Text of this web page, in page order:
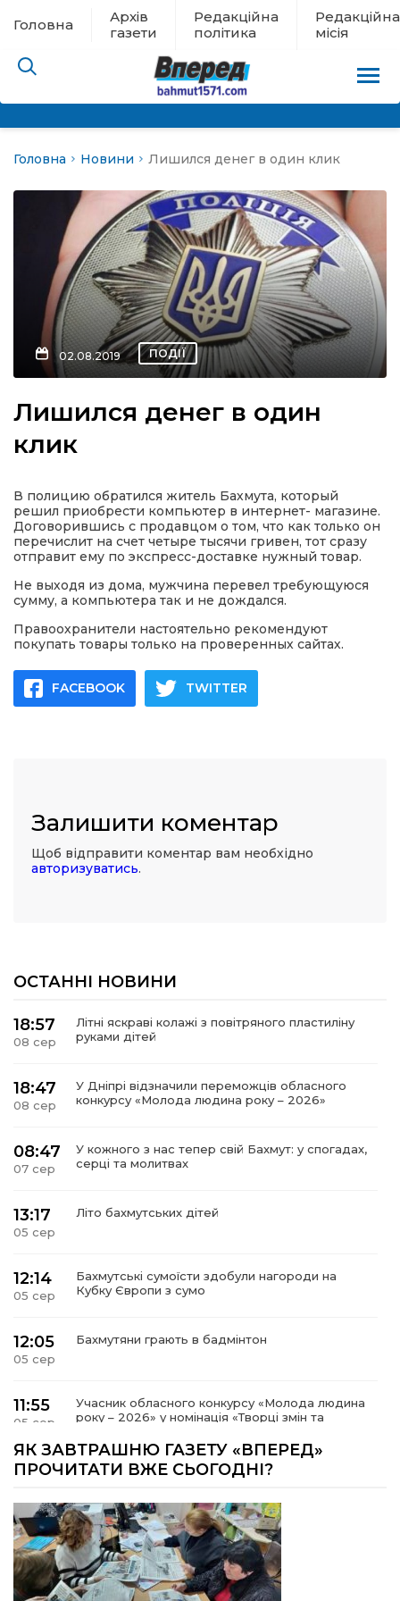
Головна
Архів
газети
Редакційна
політика
Редакційна
місія
евакуації
новини
політика
місія
Головна Новини Лишился денег в один клик
02.08.2019 ПОДІЇ
Лишился денег в один
клик
В полицию обратился житель Бахмута, который
решил приобрести компьютер в интернет- магазине.
Договорившись с продавцом о том, что как только он
перечислит на счет четыре тысячи гривен, тот сразу
отправит ему по экспресс-доставке нужный товар.
Не выходя из дома, мужчина перевел требующуюся
сумму, а компьютера так и не дождался.
Правоохранители настоятельно рекомендуют
покупать товары только на проверенных сайтах.
FACEBOOK TWITTER
Залишити коментар
Щоб відправити коментар вам необхідно
авторизуватись.
ОСТАННІ НОВИНИ
18:57
08 сер
Літні яскраві колажі з повітряного пластиліну
руками дітей
18:47
08 сер
У Дніпрі відзначили переможців обласного
конкурсу «Молода людина року – 2026»
08:47
07 сер
У кожного з нас тепер свій Бахмут: у спогадах,
серці та молитвах
13:17
05 сер
Літо бахмутських дітей
12:14
05 сер
Бахмутські сумоїсти здобули нагороди на
Кубку Європи з сумо
12:05
05 сер
Бахмутяни грають в бадмінтон
11:55
05 сер
Учасник обласного конкурсу «Молода людина
року – 2026» у номінація «Творці змін та
15:18
Мобільні клініки надали медичну допомогу 4
09:27
03 сер
ВПО можуть не платити за частину
комунальних послуг: про що йдеться
ЯК ЗАВТРАШНЮ ГАЗЕТУ «ВПЕРЕД»
ПРОЧИТАТИ ВЖЕ СЬОГОДНІ?